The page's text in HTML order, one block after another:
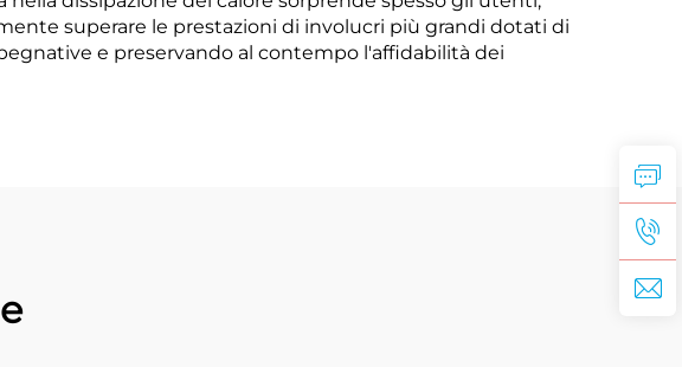
superare le prestazioni di involucri più grandi dotati di
e preservando al contempo l'affidabilità dei